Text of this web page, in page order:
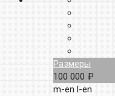
Размеры
100 000 ₽
m-en l-en